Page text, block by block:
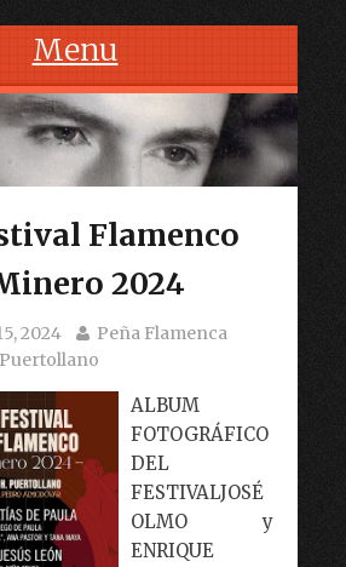
Menu
Flamenco
2024
2024
Peña Flamenca
ALBUM
FOTOGRÁFICO
DEL
FESTIVALJOSÉ
OLMO y
ENRIQUE